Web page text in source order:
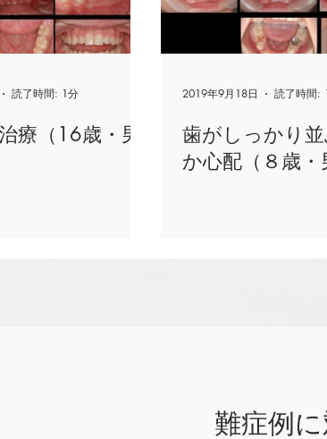
療（16歳・男
読了時間: 1分
歯がしっかり並
か心配（８歳・
2019年9月18日 読了時間:
難症例